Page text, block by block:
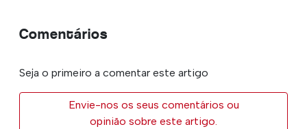
Comentários
Seja o primeiro a comentar este artigo
Envie-nos os seus comentários ou
opinião sobre este artigo.